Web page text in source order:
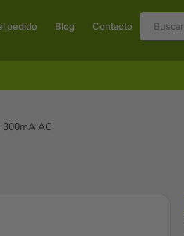
pedido Blog Contacto
AC